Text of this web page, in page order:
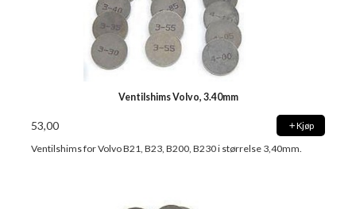
Ventilshims Volvo, 3.40mm
53,00 Kjøp
Ventilshims for Volvo B21, B23, B200, B230 i størrelse 3,40mm.